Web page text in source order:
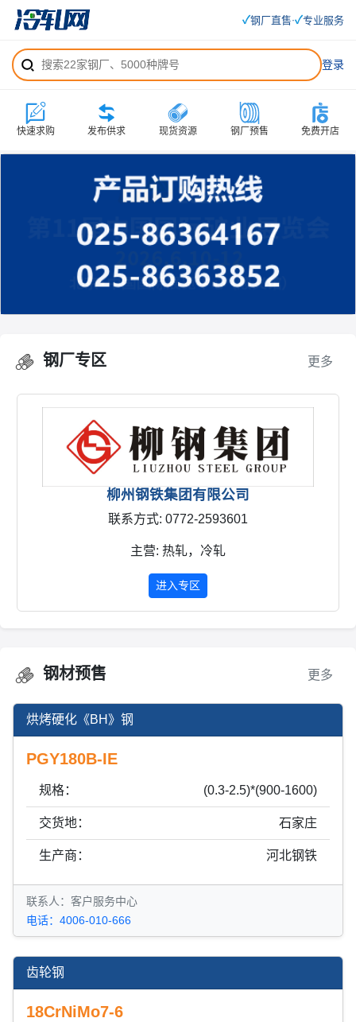
✓钢厂直售·✓专业服务
登录
快速求购 发布供求 现货资源 钢厂预售 免费开店
钢厂专区 更多
包钢集团有限公司
联系方式: 0472-2664107
主营: 轨道钢，型材
进入专区
钢材预售 更多
烘烤硬化《BH》钢
PGY180B-IE
规格： (0.3-2.5)*(900-1600)
交货地： 石家庄
生产商： 河北钢铁
联系人：客户服务中心
电话：4006-010-666
齿轮钢
18CrNiMo7-6